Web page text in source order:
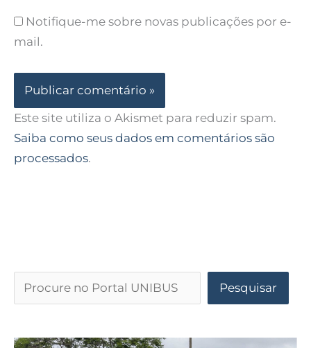
Notifique-me sobre novas publicações por e-
mail.
Este site utiliza o Akismet para reduzir spam.
Saiba como seus dados em comentários são
processados.
Pesquisar